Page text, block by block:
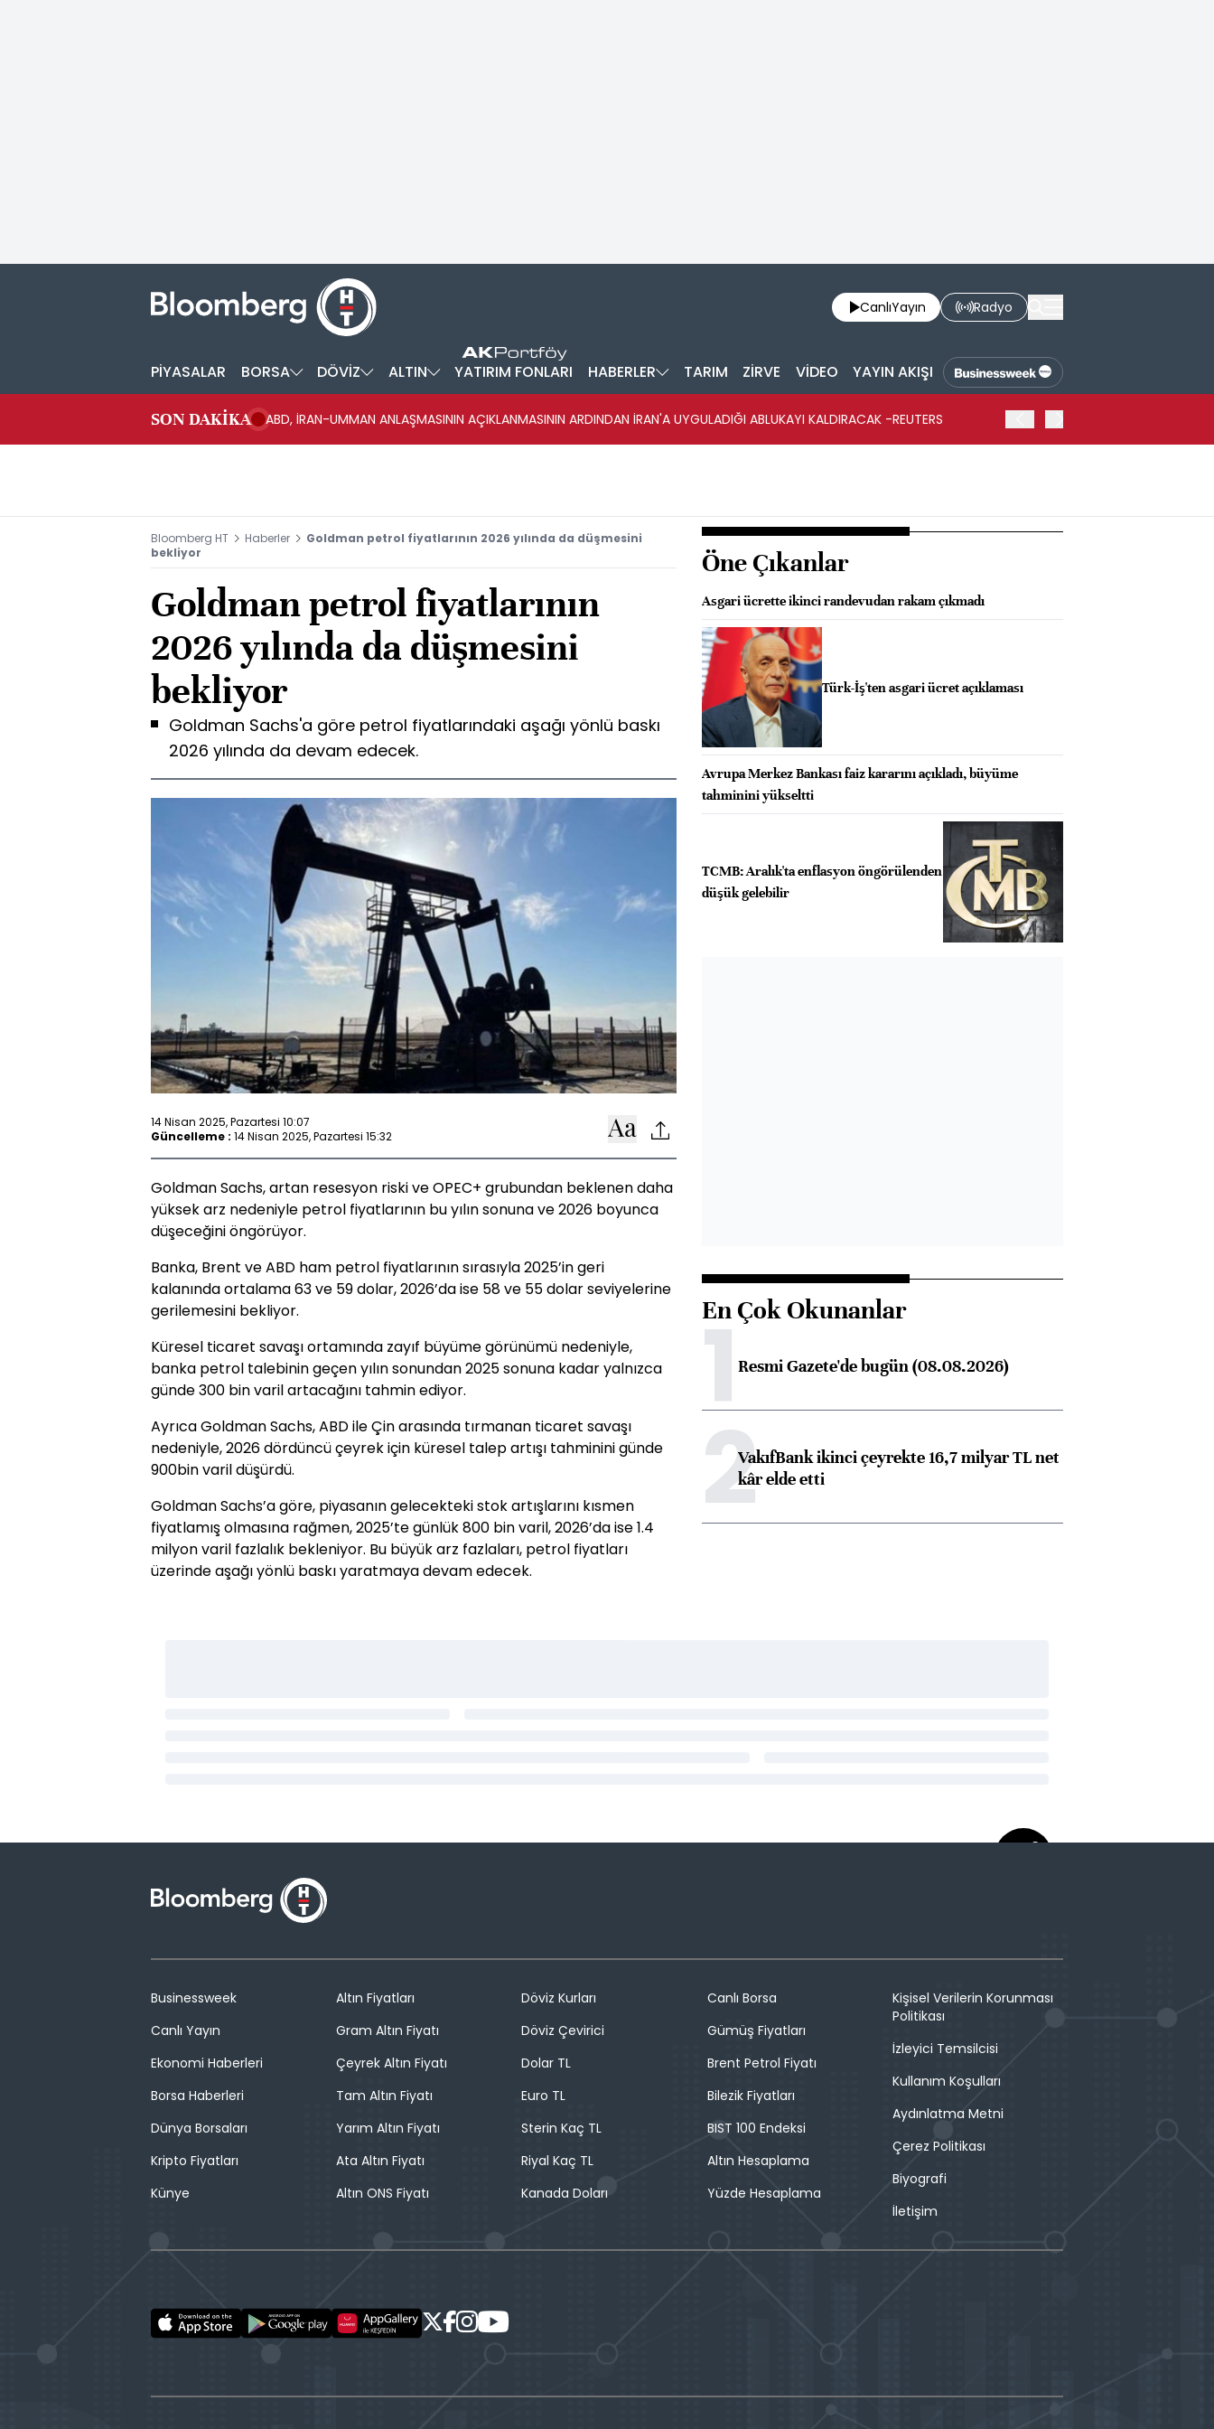
CanlıYayın Radyo
PİYASALAR BORSA DÖVİZ ALTIN YATIRIM FONLARI HABERLER TARIM ZİRVE VİDEO YAYIN AKIŞI
SON DAKİKA ABD, İRAN-UMMAN ANLAŞMASININ AÇIKLANMASININ ARDINDAN İRAN'A UYGULADIĞI ABLUKAYI KALDIRACAK -REUTERS
Bloomberg HT Haberler
Goldman petrol fiyatlarının 2026 yılında da düşmesini
bekliyor
Goldman petrol fiyatlarının
2026 yılında da düşmesini
bekliyor
Goldman Sachs'a göre petrol fiyatlarındaki aşağı yönlü baskı
2026 yılında da devam edecek.
14 Nisan 2025, Pazartesi 10:07
Güncelleme : 14 Nisan 2025, Pazartesi 15:32
Goldman Sachs, artan resesyon riski ve OPEC+ grubundan beklenen daha
yüksek arz nedeniyle petrol fiyatlarının bu yılın sonuna ve 2026 boyunca
düşeceğini öngörüyor.
Banka, Brent ve ABD ham petrol fiyatlarının sırasıyla 2025’in geri
kalanında ortalama 63 ve 59 dolar, 2026’da ise 58 ve 55 dolar seviyelerine
gerilemesini bekliyor.
Küresel ticaret savaşı ortamında zayıf büyüme görünümü nedeniyle,
banka petrol talebinin geçen yılın sonundan 2025 sonuna kadar yalnızca
günde 300 bin varil artacağını tahmin ediyor.
Ayrıca Goldman Sachs, ABD ile Çin arasında tırmanan ticaret savaşı
nedeniyle, 2026 dördüncü çeyrek için küresel talep artışı tahminini günde
900bin varil düşürdü.
Goldman Sachs’a göre, piyasanın gelecekteki stok artışlarını kısmen
fiyatlamış olmasına rağmen, 2025’te günlük 800 bin varil, 2026’da ise 1.4
milyon varil fazlalık bekleniyor. Bu büyük arz fazlaları, petrol fiyatları
üzerinde aşağı yönlü baskı yaratmaya devam edecek.
Öne Çıkanlar
Asgari ücrette ikinci randevudan rakam çıkmadı
Türk-İş'ten asgari ücret açıklaması
Avrupa Merkez Bankası faiz kararını açıkladı, büyüme
tahminini yükseltti
TCMB: Aralık'ta enflasyon öngörülenden
düşük gelebilir
En Çok Okunanlar
1Resmi Gazete'de bugün (08.08.2026)
2VakıfBank ikinci çeyrekte 16,7 milyar TL net
kâr elde etti
Businessweek
Canlı Yayın
Ekonomi Haberleri
Borsa Haberleri
Dünya Borsaları
Kripto Fiyatları
Künye
Altın Fiyatları
Gram Altın Fiyatı
Çeyrek Altın Fiyatı
Tam Altın Fiyatı
Yarım Altın Fiyatı
Ata Altın Fiyatı
Altın ONS Fiyatı
Döviz Kurları
Döviz Çevirici
Dolar TL
Euro TL
Sterin Kaç TL
Riyal Kaç TL
Kanada Doları
Canlı Borsa
Gümüş Fiyatları
Brent Petrol Fiyatı
Bilezik Fiyatları
BIST 100 Endeksi
Altın Hesaplama
Yüzde Hesaplama
Kişisel Verilerin Korunması
Politikası
İzleyici Temsilcisi
Kullanım Koşulları
Aydınlatma Metni
Çerez Politikası
Biyografi
İletişim